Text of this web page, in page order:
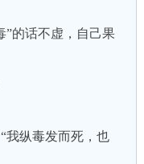
的话不虚，自己果
纵毒发而死，也